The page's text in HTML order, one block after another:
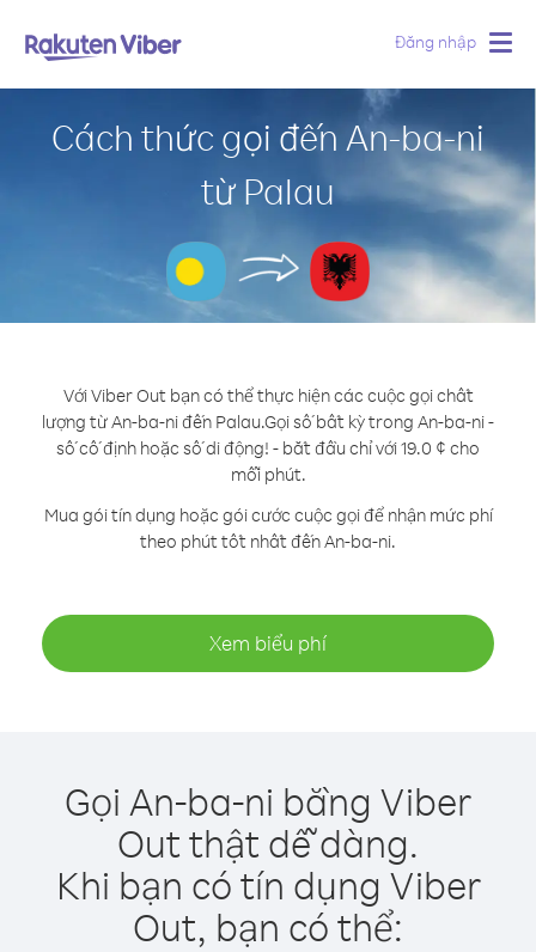
Đăng nhập
Cách thức gọi đến An-ba-ni
từ Palau
Với Viber Out bạn có thể thực hiện các cuộc gọi chất
lượng từ An-ba-ni đến Palau.Gọi số bất kỳ trong An-ba-ni -
số cố định hoặc số di động! - bắt đầu chỉ với 19.0 ¢ cho
mỗi phút.
Mua gói tín dụng hoặc gói cước cuộc gọi để nhận mức phí
theo phút tốt nhất đến An-ba-ni.
Xem biểu phí
Gọi An-ba-ni bằng Viber
Out thật dễ dàng.
Khi bạn có tín dụng Viber
Out, bạn có thể: